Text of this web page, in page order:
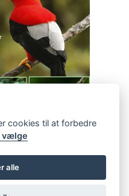
cookies til at forbedre
vælge
alle